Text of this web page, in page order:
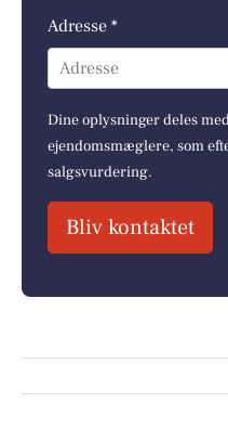
Adresse *
Adresse
Dine oplysninger deles
ejendomsmæglere, som
salgsvurdering.
Bliv kontaktet